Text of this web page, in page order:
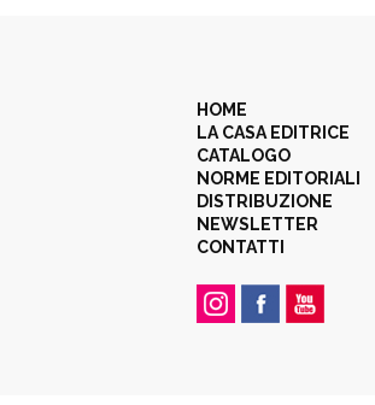
HOME
LA CASA EDITRICE
CATALOGO
NORME EDITORIALI
DISTRIBUZIONE
NEWSLETTER
CONTATTI